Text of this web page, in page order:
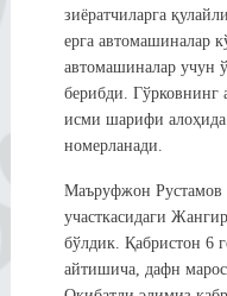
зиёратчиларга
ерга автомашиналар
автомашиналар учун
берибди.
исми шарифи алоҳида
номерланади.
Маъруфжон Рустамов
участкасидаги
бўлдик. Қабристон 6
айтишича, дафн